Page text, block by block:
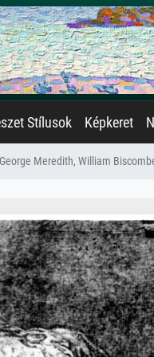
Stílusok Képkeret
George Meredith, William